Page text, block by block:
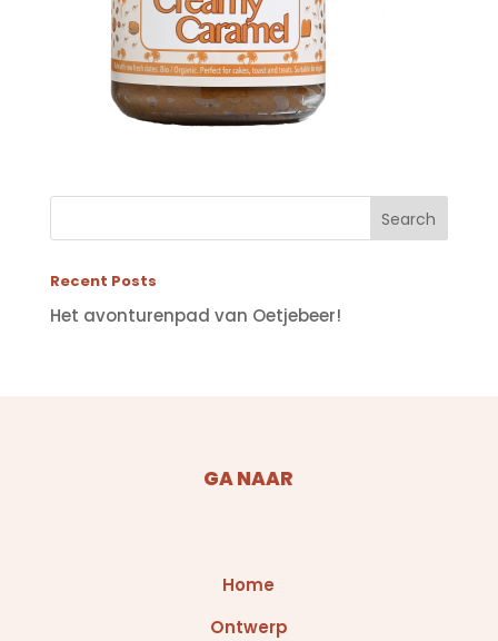
Recent Posts
Het avonturenpad van Oetjebeer!
GA NAAR
Home
Ontwerp